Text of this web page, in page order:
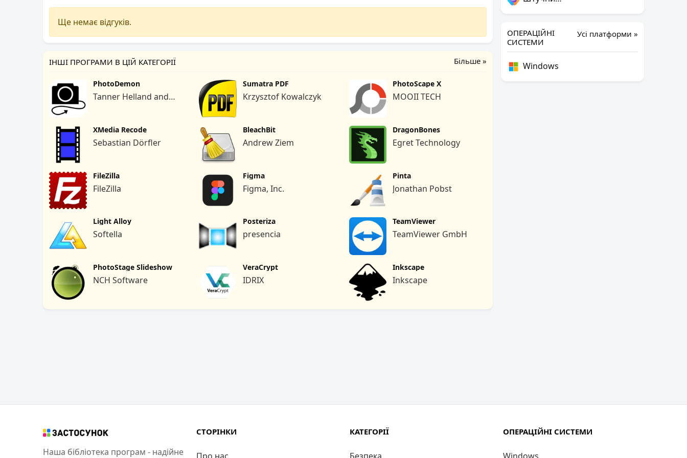
Ще немає відгуків.
Більше »
ІНШІ ПРОГРАМИ В ЦІЙ КАТЕГОРІЇ
PhotoDemon
Tanner Helland and
Sumatra PDF
Krzysztof Kowalczyk
PhotoScape X
MOOII TECH
XMedia Recode
Sebastian Dörfler
BleachBit
Andrew Ziem
DragonBones
Egret Technology
FileZilla
FileZilla
Figma
Figma, Inc.
Pinta
Jonathan Pobst
Light Alloy
Softella
Posteriza
presencia
TeamViewer
TeamViewer GmbH
PhotoStage Slideshow
NCH Software
VeraCrypt
IDRIX
Inkscape
Inkscape
Усі платформи »
ОПЕРАЦІЙНІ
СИСТЕМИ
Windows
Наша бібліотека програм - надійне
СТОРІНКИ КАТЕГОРІЇ ОПЕРАЦІЙНІ СИСТЕМИ